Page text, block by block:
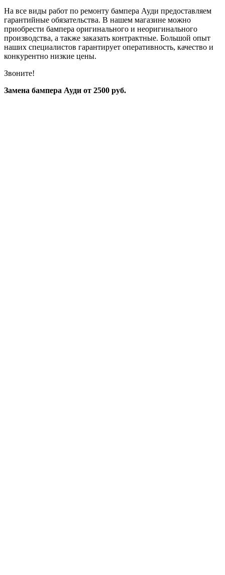
На все виды работ по ремонту бампера Ауди предоставляем
гарантийные обязательства. В нашем магазине можно
приобрести бампера оригинального и неоригинального
производства, а также заказать контрактные. Большой опыт
наших специалистов гарантирует оперативность, качество и
конкурентно низкие цены.
Звоните!
Замена бампера Ауди от 2500 руб.